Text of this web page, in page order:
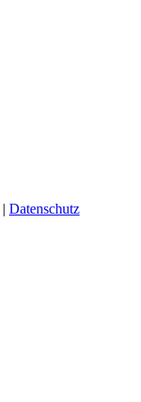
| Datenschutz